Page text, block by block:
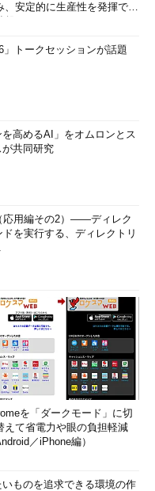
、安定的に生産性を発揮でき
」トークセッションが話題
を高めるAI」をオムロンとス
共同研究
応用編その2）――ディレク
を実行する、ディレクトリ
を「ダークモード」に切
えて省電力や眼の負担軽減
／iPhone編）
いものを追求できる環境の作